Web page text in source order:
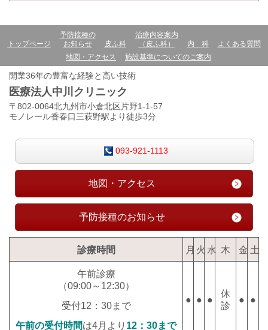
トップページ
予防接種の
お知らせ
皮ふ科
治療内容案内
（皮ふ科）
内 科
よくある質問
地図・アクセス
施設基準についてのご案内
開業36年の豊富な経験と高い技術
医療法人中川クリニック
〒802-0064北九州市小倉北区片野1-1-57
モノレール香春口三萩野駅より徒歩3分
093-921-1113
地図・アクセス
予防接種のお知らせ
診療時間 月 火 水 木 金 土
午前診療
（09:00～12:30）
受付12：30まで
午前の受付時間は4月より 12：30まで
● ● ●
休
診
● ●